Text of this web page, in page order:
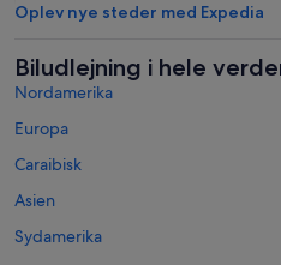
Oplev nye steder med Expedia
Biludlejning i hele
Nordamerika
Europa
Caraibisk
Asien
Sydamerika